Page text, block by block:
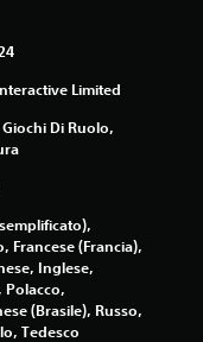
u
e
3
3
Limited
Di Ruolo,
Francese (Francia),
Inglese,
Polacco,
(Brasile), Russo,
Tedesco